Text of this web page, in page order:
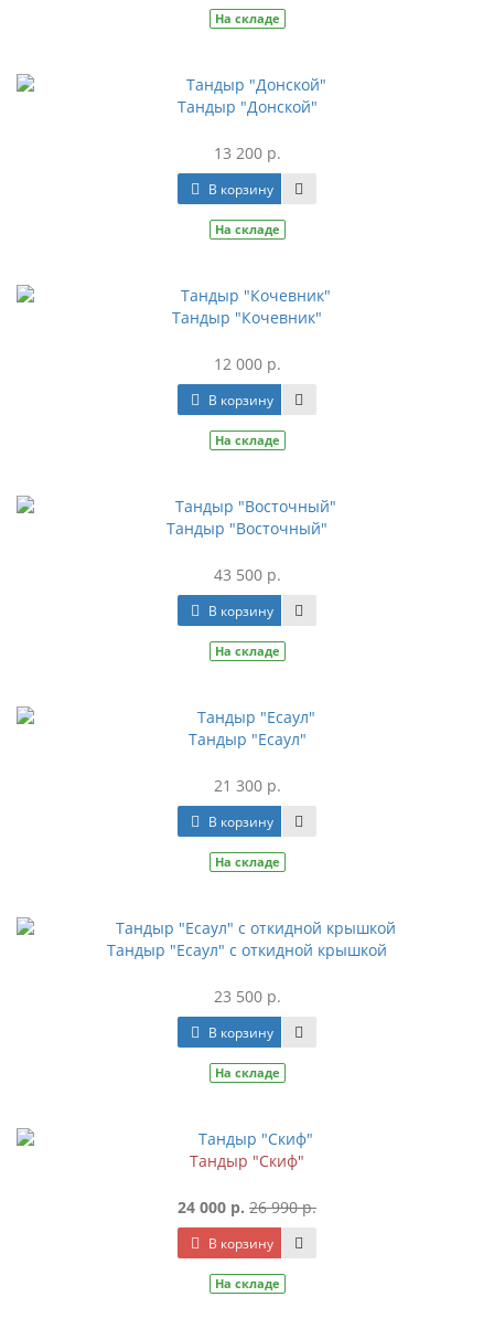
На складе
Тандыр "Донской"
13 200 р.
В корзину
На складе
Тандыр "Кочевник"
12 000 р.
В корзину
На складе
Тандыр "Восточный"
43 500 р.
В корзину
На складе
Тандыр "Есаул"
21 300 р.
В корзину
На складе
Тандыр "Есаул" с откидной крышкой
23 500 р.
В корзину
На складе
Тандыр "Скиф"
24 000 р. 26 990 р.
В корзину
На складе